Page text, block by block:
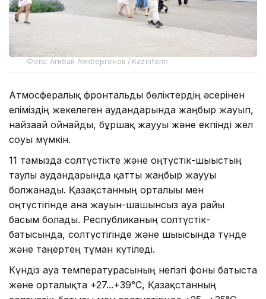
Фото: Агибай Аяпбергенов / Kazinform
Атмосфералық фронтальды бөліктердің әсерінен
еліміздің жекелеген аудандарында жаңбыр жауып,
найзағай ойнайды, бұршақ жаууы және екпінді жел
соғуы мүмкін.
11 тамызда солтүстікте және оңтүстік-шығыстың
таулы аудандарында қатты жаңбыр жаууы
болжанады. Қазақстанның орталығы мен
оңтүстігінде ғана жауын-шашынсыз ауа райы
басым болады. Республиканың солтүстік-
батысында, солтүстігінде және шығысында түнде
және таңертең тұман күтіледі.
Күндіз ауа температурасының негізгі фоны батыста
және орталықта +27...+39°С, Қазақстанның